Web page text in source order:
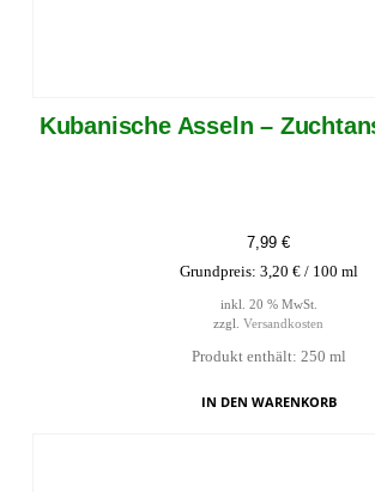
Kubanische Asseln –
7,99 €
Grundpreis: 3,20 €/ 100 ml
inkl. 20 % MwSt.
zzgl. Versandkosten
Produkt enthält: 250 ml
IN DEN WARENKORB